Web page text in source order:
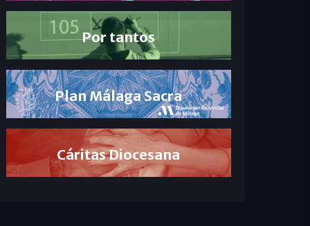
Por tantos
Plan Málaga Sacra
Cáritas Diocesana